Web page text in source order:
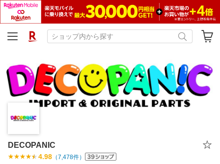
DECOPANIC
4.98 （7,478件）